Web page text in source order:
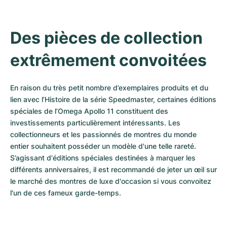
Des pièces de collection
extrêmement convoitées
En raison du très petit nombre d’exemplaires produits et du
lien avec l’Histoire de la série Speedmaster, certaines éditions
spéciales de l’Omega Apollo 11 constituent des
investissements particulièrement intéressants. Les
collectionneurs et les passionnés de montres du monde
entier souhaitent posséder un modèle d'une telle rareté.
S’agissant d'éditions spéciales destinées à marquer les
différents anniversaires, il est recommandé de jeter un œil sur
le marché des montres de luxe d'occasion si vous convoitez
l'un de ces fameux garde-temps.